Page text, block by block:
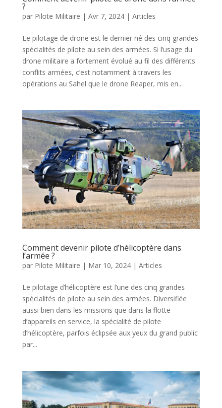
?
par Pilote Militaire | Avr 7, 2024| Articles
Le pilotage de drone est le dernier né des cinq grandes
spécialités de pilote au sein des armées. Si l’usage du
drone militaire a fortement évolué au fil des différents
conflits armées, c’est notamment à travers les
opérations au Sahel que le drone Reaper, mis en...
Comment devenir pilote d’hélicoptère dans
l’armée ?
par Pilote Militaire | Mar 10, 2024| Articles
Le pilotage d’hélicoptère est l’une des cinq grandes
spécialités de pilote au sein des armées. Diversifiée
aussi bien dans les missions que dans la flotte
d’appareils en service, la spécialité de pilote
d’hélicoptère, parfois éclipsée aux yeux du grand public
par...